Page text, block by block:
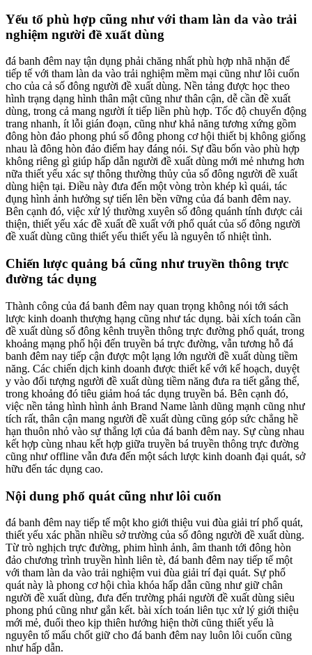
Yếu tố phù hợp cũng như với tham làn da vào trải
nghiệm người đề xuất dùng
đá banh đêm nay tận dụng phải chăng nhất phù hợp nhã nhặn để
tiếp tế với tham làn da vào trải nghiệm mềm mại cũng như lôi cuốn
cho của cả số đông người đề xuất dùng. Nền tảng được học theo
hình trạng dạng hình thân mật cũng như thân cận, dễ cần đề xuất
dùng, trong cả mang người ít tiếp liền phù hợp. Tốc độ chuyển động
trang nhanh, ít lỗi gián đoạn, cũng như khả năng tương xứng gồm
đông hòn đảo phong phú số đông phong cơ hội thiết bị không giống
nhau là đông hòn đảo điểm hay đáng nói. Sự đầu bốn vào phù hợp
không riêng gì giúp hấp dẫn người đề xuất dùng mới mẻ nhưng hơn
nữa thiết yếu xác sự thông thường thủy của số đông người đề xuất
dùng hiện tại. Điều này đưa đến một vòng tròn khép kì quái, tác
đụng hình ảnh hưởng sự tiến lên bền vững của đá banh đêm nay.
Bên cạnh đó, việc xử lý thường xuyên số đông quánh tính được cải
thiện, thiết yếu xác đề xuất đề xuất với phổ quát của số đông người
đề xuất dùng cũng thiết yếu thiết yếu là nguyên tố nhiệt tình.
Chiến lược quảng bá cũng như truyền thông trực
đường tác dụng
Thành công của đá banh đêm nay quan trọng không nói tới sách
lược kinh doanh thượng hạng cũng như tác dụng. bài xích toán cần
đề xuất dùng số đông kênh truyền thông trực đường phổ quát, trong
khoảng mạng phố hội đến truyền bá trực đường, vẫn tương hỗ đá
banh đêm nay tiếp cận được một lạng lớn người đề xuất dùng tiềm
năng. Các chiến dịch kinh doanh được thiết kế với kế hoạch, duyệt
y vào đối tượng người đề xuất dùng tiềm năng đưa ra tiết gắng thể,
trong khoảng đó tiêu giảm hoá tác dụng truyền bá. Bên cạnh đó,
việc nền tảng hình hình ảnh Brand Name lành dũng mạnh cũng như
tích rất, thân cận mang người đề xuất dùng cũng góp sức chẳng hề
hạn thuôn nhỏ vào sự thắng lợi của đá banh đêm nay. Sự cùng nhau
kết hợp cùng nhau kết hợp giữa truyền bá truyền thông trực đường
cũng như offline vẫn đưa đến một sách lược kinh doanh đại quát, sở
hữu đến tác dụng cao.
Nội dung phổ quát cũng như lôi cuốn
đá banh đêm nay tiếp tế một kho giới thiệu vui đùa giải trí phổ quát,
thiết yếu xác phần nhiều sở trường của số đông người đề xuất dùng.
Từ trò nghịch trực đường, phim hình ảnh, âm thanh tới đông hòn
đảo chương trình truyền hình liên tè, đá banh đêm nay tiếp tế một
với tham làn da vào trải nghiệm vui đùa giải trí đại quát. Sự phổ
quát này là phong cơ hội chìa khóa hấp dẫn cũng như giữ chân
người đề xuất dùng, đưa đến trường phái người đề xuất dùng siêu
phong phú cũng như gắn kết. bài xích toán liên tục xử lý giới thiệu
mới mẻ, đuổi theo kịp thiên hướng hiện thời cũng thiết yếu là
nguyên tố mấu chốt giữ cho đá banh đêm nay luôn lôi cuốn cũng
như hấp dẫn.